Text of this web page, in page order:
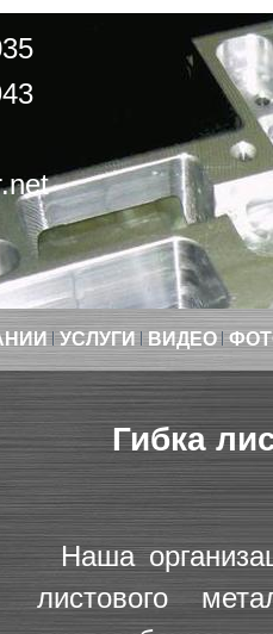
УСЛУГИ ВИДЕО
Гибка
Наша
листового